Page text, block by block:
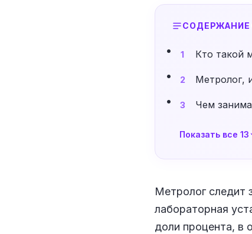
СОДЕРЖАНИЕ
1 Кто такой
2 Метролог,
3 Чем
Показать все 13
Метролог следит
лабораторная
доли процента, в